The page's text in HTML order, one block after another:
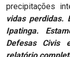
precipitações
vidas perdidas.
Ipatinga.
Defesas Civis